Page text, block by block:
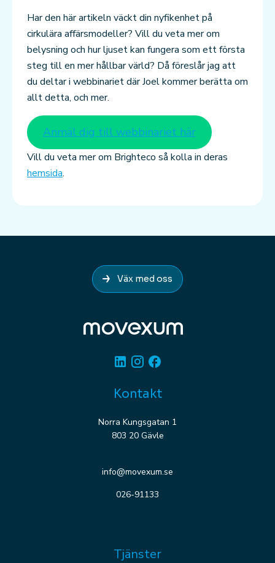
Har den här artikeln väckt din nyfikenhet på
cirkulära affärsmodeller? Vill du veta mer om
belysning och hur ljuset kan fungera som ett första
steg till en mer hållbar värld? Då föreslår jag att
du deltar i webbinariet där Joel kommer berätta om
allt detta, och mer.
Anmäl dig till webbinariet här
Vill du veta mer om Brighteco så kolla in deras
hemsida.
Väx med oss
LinkedinInstagram
Kontakt
Norra Kungsgatan 1
803 20 Gävle
info@movexum.se
026-91133
Tjänster